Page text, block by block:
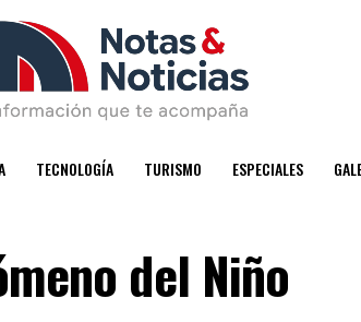
TECNOLOGÍA TURISMO ESPECIALES
del Niño